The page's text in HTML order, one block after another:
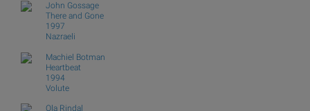
John Gossage
There and Gone
1997
Nazraeli
Machiel Botman
Heartbeat
1994
Volute
Ola Rindal